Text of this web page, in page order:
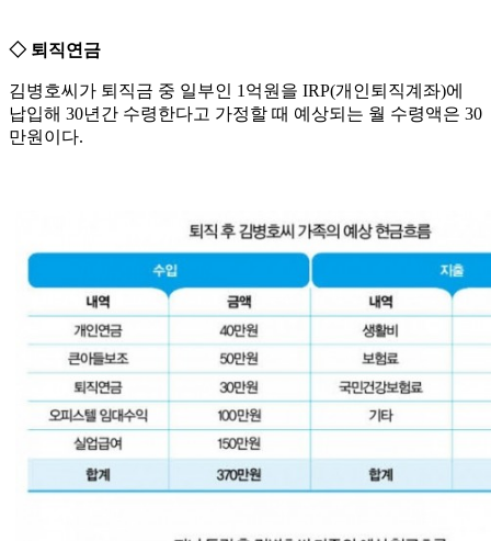
◇ 퇴직연금
김병호씨가 퇴직금 중 일부인 1억원을 IRP(개인퇴직계좌)에
납입해 30년간 수령한다고 가정할 때 예상되는 월 수령액은 30
만원이다.